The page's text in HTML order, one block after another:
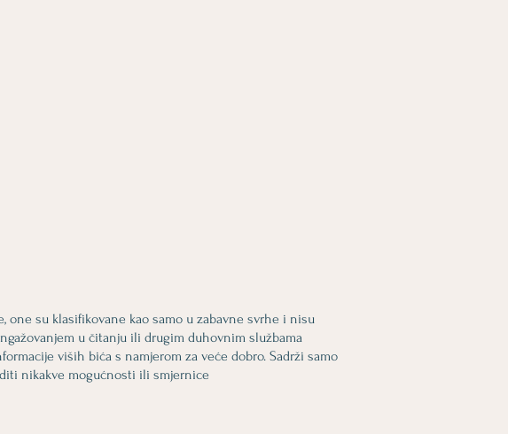
su klasifikovane kao samo u zabavne svrhe i nisu
u čitanju ili drugim duhovnim službama
viših bića s namjerom za veće dobro. Sadrži samo
nikakve mogućnosti ili smjernice